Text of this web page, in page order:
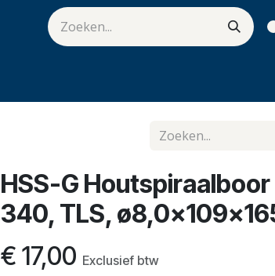
HSS-G Houtspiraalboor
340, TLS,
€ 17,00 Exclusief btw